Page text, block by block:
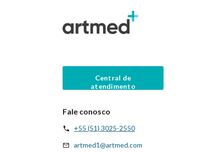
Central de
atendimento
Fale conosco
+55 (51) 3025-2550
artmed1@artmed.com